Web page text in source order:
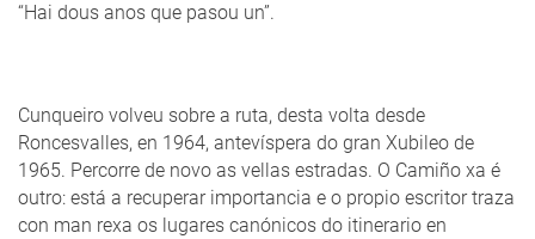
“Hai dous anos que pasou un”.
Cunqueiro volveu sobre a ruta, desta volta desde
Roncesvalles, en 1964, antevíspera do gran Xubileo de
1965. Percorre de novo as vellas estradas. O Camiño xa é
outro: está a recuperar importancia e o propio escritor traza
con man rexa os lugares canónicos do itinerario en